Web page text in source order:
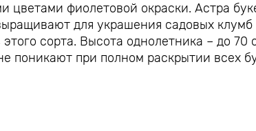
фиолетовой окраски. Астра
для украшения садовых клумб
сорта. Высота однолетника – до 70
поникают при полном раскрытии всех